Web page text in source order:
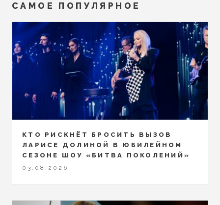
САМОЕ ПОПУЛЯРНОЕ
КТО РИСКНЁТ БРОСИТЬ ВЫЗОВ
ЛАРИСЕ ДОЛИНОЙ В ЮБИЛЕЙНОМ
СЕЗОНЕ ШОУ «БИТВА ПОКОЛЕНИЙ»
03.08.2026